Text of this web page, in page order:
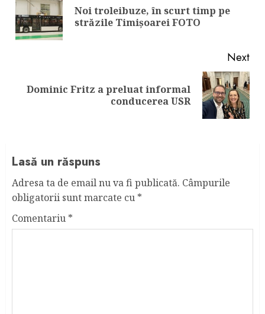
Noi troleibuze, în scurt timp pe
străzile Timișoarei FOTO
Next
Next
Dominic Fritz a preluat informal
conducerea USR
Lasă un răspuns
Adresa ta de email nu va fi publicată. Câmpurile
obligatorii sunt marcate cu *
Comentariu *